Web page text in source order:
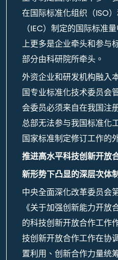
在国际标准化组织（ISO
（IEC）制定的国际标准
上更多是企业牵头和参与
部分由科研院所牵头。
外资企业和研发机构融入
国专业标准化技术委员会
会委员必须来自在我国注
总部无法参与我国标准化
国家标准制定修订工作的
推进高水平科技创新开放
新形势下凸显的深层次体
中央全面深化改革委员会
《关于加强创新能力开放
的科技创新开放合作工作
技创新开放合作工作在协
置利用、创新合作力量统